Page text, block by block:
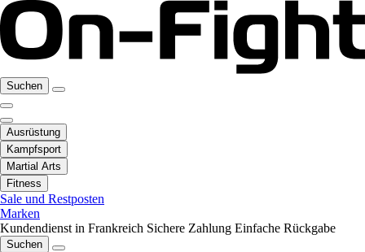
Suchen
Ausrüstung
Kampfsport
Martial Arts
Fitness
Sale und Restposten
Marken
Kundendienst in Frankreich Sichere Zahlung Einfache Rückgabe
Suchen